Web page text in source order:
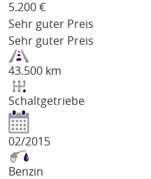
5.200 €
Sehr guter Preis
Sehr guter Preis
43.500 km
Schaltgetriebe
02/2015
Benzin